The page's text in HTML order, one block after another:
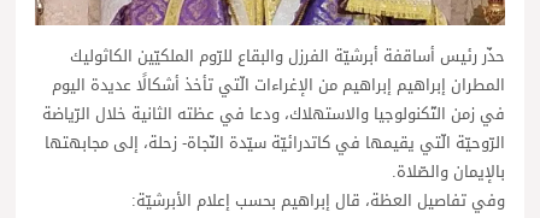
حذّر رئيس أساقفة أبرشيّة الفرزل والبقاع للرّوم الملكيّين الكاثوليك
المطران إبراهيم إبراهيم من الإغراءات الّتي تأخذ أشكالًا عديدة اليوم
في زمن التّكنولوجيا والاستهلاك، ودعا في عظته الثانية خلال الرّياضة
الرّوحيّة الّتي يقيمها في كاتدرائيّة سيّدة النّجاة- زحلة، إلى مجابهتها
بالإيمان والصّلاة.
وفي تفاصيل العظة، قال إبراهيم بحسب إعلام الأبرشيّة: